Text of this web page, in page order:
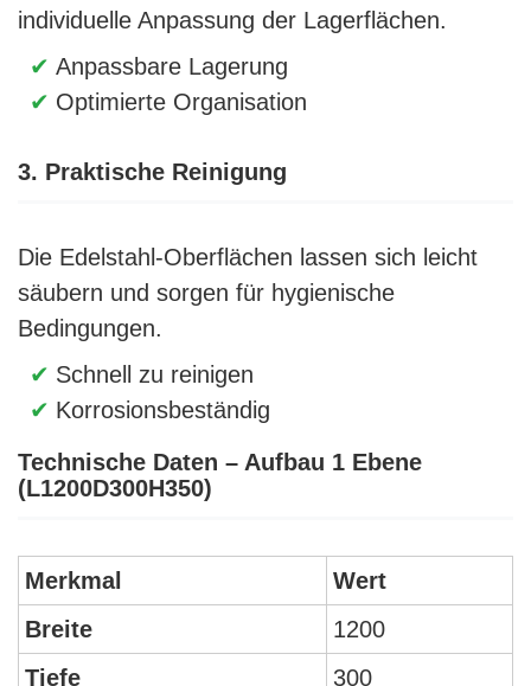
individuelle Anpassung der Lagerflächen.
Anpassbare Lagerung
Optimierte Organisation
3. Praktische Reinigung
Die Edelstahl-Oberflächen lassen sich leicht
säubern und sorgen für hygienische
Bedingungen.
Schnell zu reinigen
Korrosionsbeständig
Technische Daten – Aufbau 1 Ebene
(L1200D300H350)
Merkmal
Wert
Breite
1200
Tiefe
300